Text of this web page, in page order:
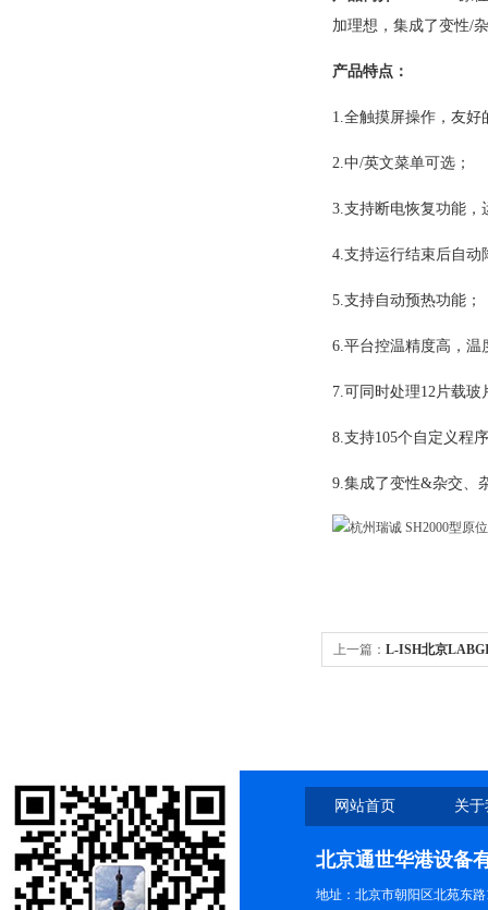
加理想，集成了变性/
产品特点：
1.全触摸屏操作，友好
2.中/英文菜单可选；
3.支持断电恢复功能，
4.支持运行结束后自动
5.支持自动预热功能；
6.平台控温精度高，温
7.可同时处理12片载玻
8.支持105个自定义程
9.集成了变性&杂交、
上一篇： L-ISH北京
网站首页 关
北京通世华港设备
地址：北京市朝阳区北苑东路